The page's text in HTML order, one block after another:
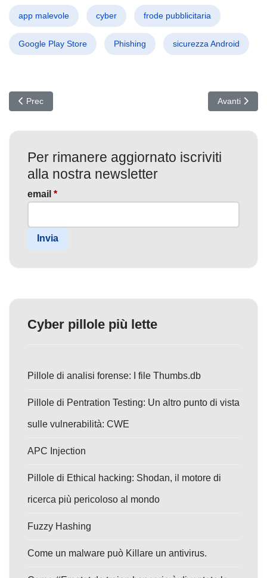
app malevole cyber frode pubblicitaria
Google Play Store Phishing sicurezza Android
Articolo precedente: Spionaggio Globale Graphite: Il Software
Prec Articolo
Avanti
Per rimanere aggiornato iscriviti
alla nostra newsletter
email *
Invia
Cyber pillole più lette
Pillole di analisi forense: I file Thumbs.db
Pillole di Pentration Testing: Un altro punto di vista
sulle vulnerabilità: CWE
APC Injection
Pillole di Ethical hacking: Shodan, il motore di
ricerca più pericoloso al mondo
Fuzzy Hashing
Come un malware può Killare un antivirus.